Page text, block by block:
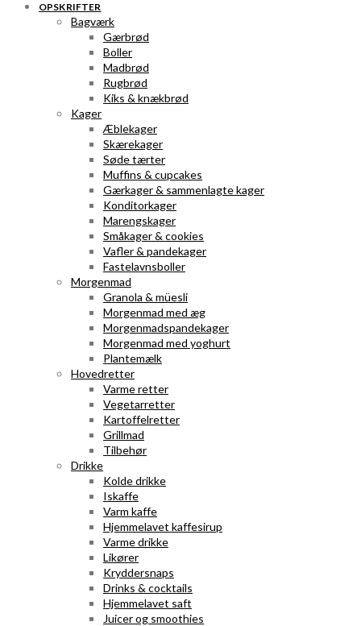
OPSKRIFTER
Bagværk
Gærbrød
Boller
Madbrød
Rugbrød
Kiks & knækbrød
Kager
Æblekager
Skærekager
Søde tærter
Muffins & cupcakes
Gærkager & sammenlagte kager
Konditorkager
Marengskager
Småkager & cookies
Vafler & pandekager
Fastelavnsboller
Morgenmad
Granola & müesli
Morgenmad med æg
Morgenmadspandekager
Morgenmad med yoghurt
Plantemælk
Hovedretter
Varme retter
Vegetarretter
Kartoffelretter
Grillmad
Tilbehør
Drikke
Kolde drikke
Iskaffe
Varm kaffe
Hjemmelavet kaffesirup
Varme drikke
Likører
Kryddersnaps
Drinks & cocktails
Hjemmelavet saft
Juicer og smoothies